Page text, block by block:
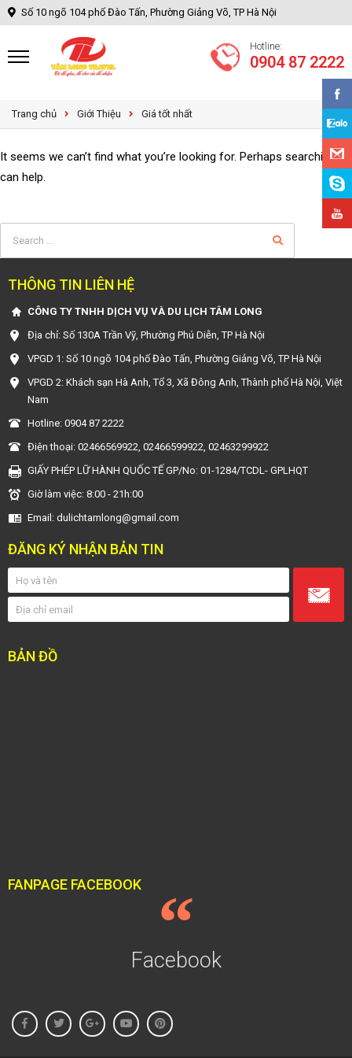
Số 10 ngõ 104 phố Đào Tấn, Phường Giảng Võ, TP Hà Nội
Hotline:
0904 87 2222
Trang chủ Giới Thiệu Giá tốt nhất
It seems we can’t find what you’re looking for. Perhaps searching
can help.
Search for:
THÔNG TIN LIÊN HỆ
CÔNG TY TNHH DỊCH VỤ VÀ DU LỊCH TÂM LONG
Địa chỉ: Số 130A Trần Vỹ, Phường Phú Diễn, TP Hà Nội
VPGD 1: Số 10 ngõ 104 phố Đào Tấn, Phường Giảng Võ, TP Hà Nội
VPGD 2: Khách sạn Hà Anh, Tổ 3, Xã Đông Anh, Thành phố Hà Nội, Việt
Nam
Hotline: 0904 87 2222
Điện thoại: 02466569922, 02466599922, 02463299922
GIẤY PHÉP LỮ HÀNH QUỐC TẾ GP/No: 01-1284/TCDL- GPLHQT
Giờ làm việc: 8:00 - 21h:00
Email: dulichtamlong@gmail.com
ĐĂNG KÝ NHẬN BẢN TIN
BẢN ĐỒ
FANPAGE FACEBOOK
Facebook